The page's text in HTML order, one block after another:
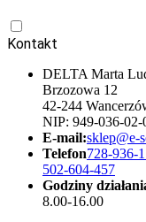
Kontakt
DELTA Marta
Brzozowa 12
42-244
NIP: 949-036-02-
E-mail:sklep@e-
Telefon728-936-
502-604-457
Godziny
8.00-16.00